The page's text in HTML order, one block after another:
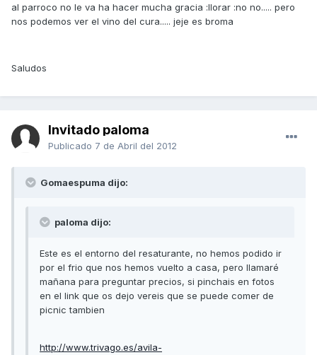
al parroco no le va ha hacer mucha gracia :llorar :no no..... pero
nos podemos ver el vino del cura..... jeje es broma
Saludos
Invitado paloma
Publicado 7 de Abril del 2012
Gomaespuma dijo:
paloma dijo:
Este es el entorno del resaturante, no hemos podido ir
por el frio que nos hemos vuelto a casa, pero llamaré
mañana para preguntar precios, si pinchais en fotos
en el link que os dejo vereis que se puede comer de
picnic tambien
http://www.trivago.es/avila-